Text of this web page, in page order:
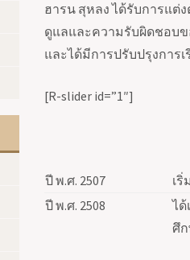
ฮารน สุหลง ได้รับการแต่
ดูแลและความรับผิดชอบ
และได้มีการปรับปรุงการ
[R-slider id=”1″]
ปี พ.ศ. 2507
เ
ปี พ.ศ. 2508
ไ
ศึ